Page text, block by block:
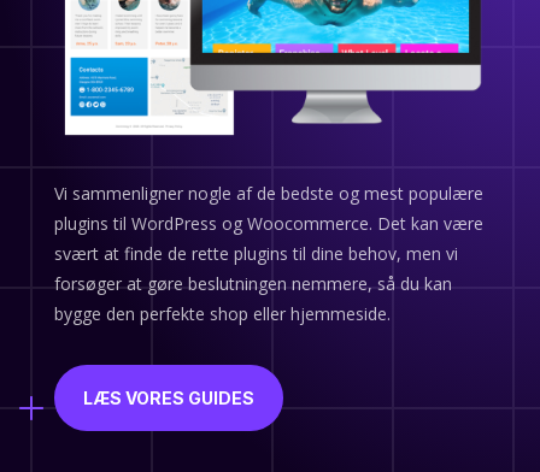
Vi sammenligner nogle af de bedste og mest populære
plugins til WordPress og Woocommerce. Det kan være
svært at finde de rette plugins til dine behov, men vi
forsøger at gøre beslutningen nemmere, så du kan
bygge den perfekte shop eller hjemmeside.
LÆS VORES GUIDES